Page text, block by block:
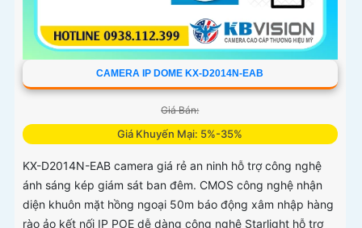
CAMERA IP DOME KX-D2014N-EAB
Giá Bán:
Giá Khuyến Mại: 5%-35%
KX-D2014N-EAB camera giá rẻ an ninh hỗ trợ công nghệ
ánh sáng kép giám sát ban đêm. CMOS công nghệ nhận
diện khuôn mặt hồng ngoại 50m báo động xâm nhập hàng
rào ảo kết nối IP POE dễ dàng công nghệ Starlight hỗ trợ